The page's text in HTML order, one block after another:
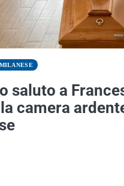
saluto a
camera